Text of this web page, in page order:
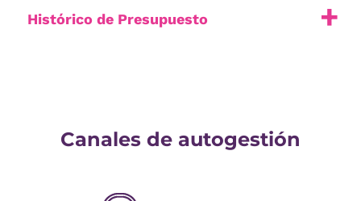
Histórico de Presupuesto
Canales de autogestión